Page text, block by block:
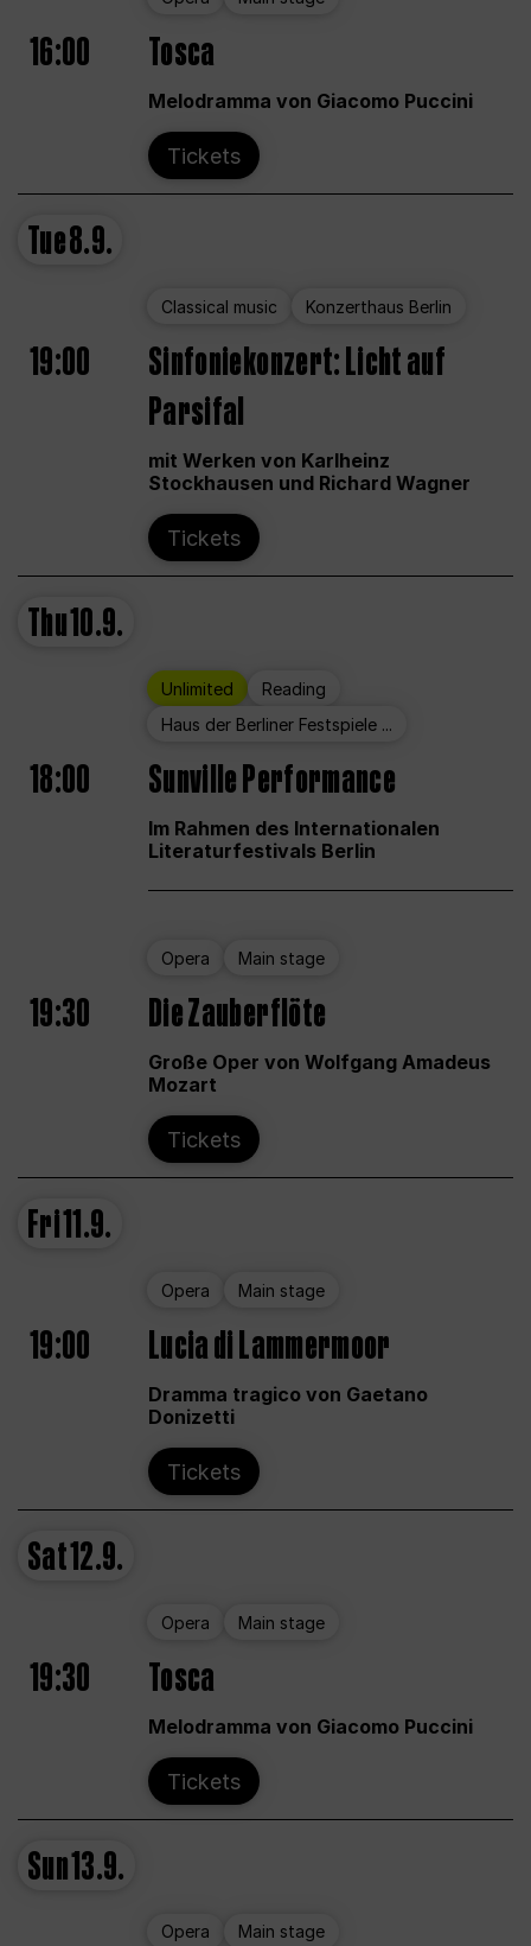
16:00 Tosca
Melodramma von Giacomo Puccini
Tickets
Tue8.9.
Classical music Konzerthaus Berlin
19:00
Sinfoniekonzert: Licht auf
Parsifal
mit Werken von Karlheinz
Stockhausen und Richard Wagner
Tickets
Thu10.9.
Unlimited
Reading
Haus der Berliner Festspiele ...
18:00 Sunville Performance
Im Rahmen des Internationalen
Literaturfestivals Berlin
Opera Main stage
19:30 Die Zauberflöte
Große Oper von Wolfgang Amadeus
Mozart
Tickets
Fri11.9.
Opera Main stage
19:00 Lucia di Lammermoor
Dramma tragico von Gaetano
Donizetti
Tickets
Sat12.9.
Opera Main stage
19:30 Tosca
Melodramma von Giacomo Puccini
Tickets
Sun13.9.
Opera Main stage